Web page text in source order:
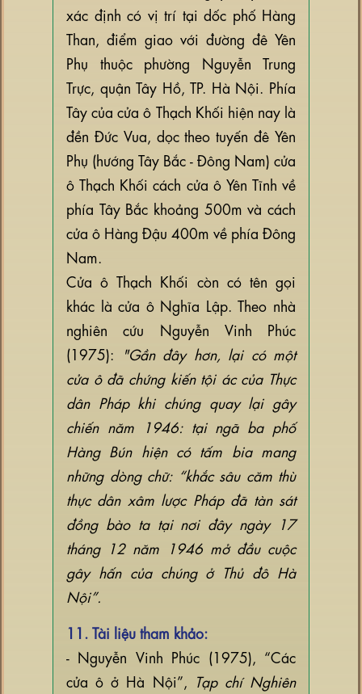
xác định có vị trí tại dốc phố Hàng
Than, điểm giao với đường đê Yên
Phụ thuộc phường Nguyễn Trung
Trực, quận Tây Hồ, TP. Hà Nội. Phía
Tây của cửa ô Thạch Khối hiện nay là
đền Đức Vua, dọc theo tuyến đê Yên
Phụ (hướng Tây Bắc - Đông Nam) cửa
ô Thạch Khối cách cửa ô Yên Tĩnh về
phía Tây Bắc khoảng 500m và cách
cửa ô Hàng Đậu 400m về phía Đông
Nam.
Cửa ô Thạch Khối còn có tên gọi
khác là cửa ô Nghĩa Lập. Theo nhà
nghiên cứu Nguyễn Vinh Phúc
(1975):
"Gần đây hơn, lại có một
cửa ô đã chứng kiến tội ác của Thực
dân Pháp khi chúng quay lại gây
chiến năm 1946: tại ngã ba phố
Hàng Bún hiện có tấm bia mang
những dòng chữ: “khắc sâu căm thù
thực dân xâm lược Pháp đã tàn sát
đồng bào ta tại nơi đây ngày 17
tháng 12 năm 1946 mở đầu cuộc
gây hấn của chúng ở Thủ đô Hà
Nội”.
11. Tài liệu tham khảo:
- Nguyễn Vinh Phúc (1975), “Các
cửa ô ở Hà Nội”,
Tạp chí Nghiên